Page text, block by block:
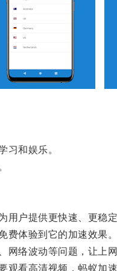
和娱乐。
户提供更快速、更稳定
体验到它的加速效果。
络波动等问题，让上网
看高清视频，蚂蚁加速